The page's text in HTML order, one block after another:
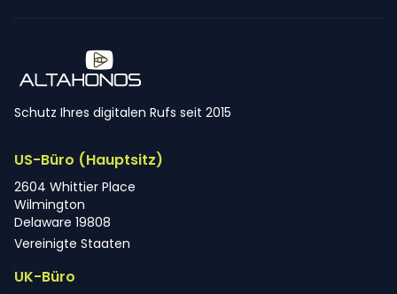
Schutz Ihres digitalen Rufs seit 2015
US-Büro (Hauptsitz)
2604 Whittier Place
Wilmington
Delaware 19808
Vereinigte Staaten
UK-Büro